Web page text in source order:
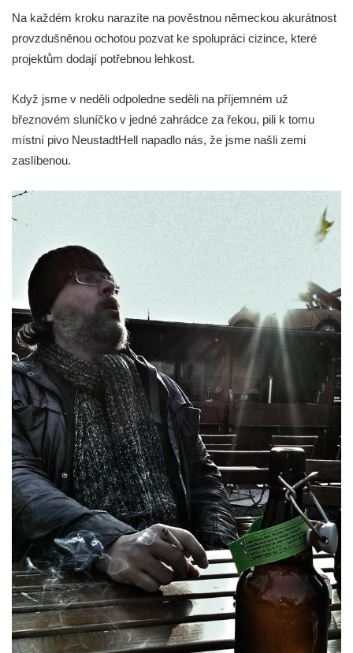
Na každém kroku narazíte na pověstnou německou akurátnost
provzdušněnou ochotou pozvat ke spolupráci cizince, které
projektům dodají potřebnou lehkost.
Když jsme v neděli odpoledne seděli na příjemném už
březnovém sluníčko v jedné zahrádce za řekou, pili k tomu
místní pivo NeustadtHell napadlo nás, že jsme našli zemi
zaslíbenou.